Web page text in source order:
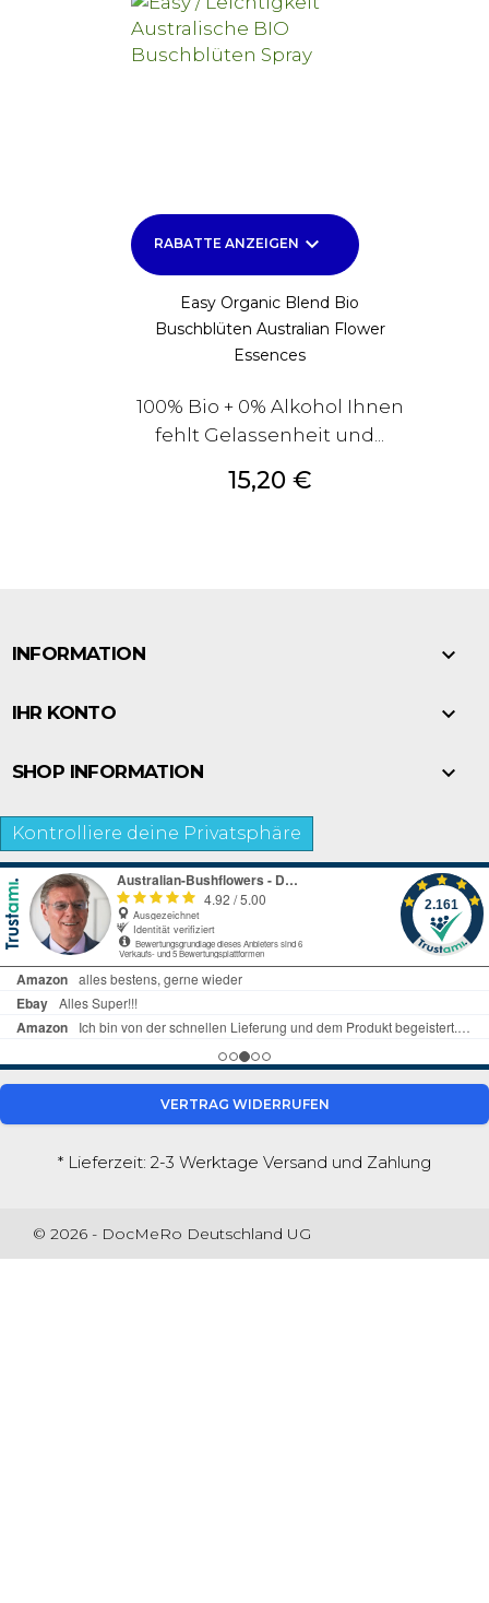
RABATTE ANZEIGEN keyboard_arrow_down
Easy Organic Blend Bio
Buschblüten Australian Flower
Essences
100% Bio + 0% Alkohol Ihnen
fehlt Gelassenheit und...
Preis
15,20 €
INFORMATION 
IHR KONTO 
SHOP INFORMATION 
Kontrolliere deine Privatsphäre
VERTRAG WIDERRUFEN
* Lieferzeit: 2-3 Werktage Versand und Zahlung
© 2026 - DocMeRo Deutschland UG